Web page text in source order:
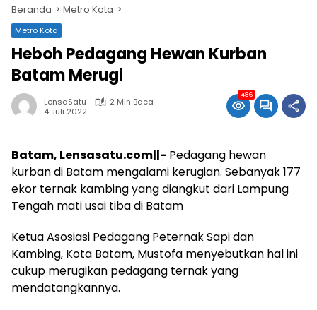
Beranda Metro Kota
Metro Kota
Heboh Pedagang Hewan Kurban
Batam Merugi
LensaSatu
2 Min Baca
4 Juli 2022
486
Batam, Lensasatu.com||- Pedagang hewan
kurban di Batam mengalami kerugian. Sebanyak 177
ekor ternak kambing yang diangkut dari Lampung
Tengah mati usai tiba di Batam
Ketua Asosiasi Pedagang Peternak Sapi dan
Kambing, Kota Batam, Mustofa menyebutkan hal ini
cukup merugikan pedagang ternak yang
mendatangkannya.